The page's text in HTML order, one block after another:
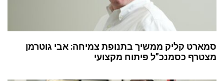
סמארט קליק ממשיך בתנופת צמיחה: אבי גוטרמן
מצטרף כסמנכ”ל פיתוח מקצועי